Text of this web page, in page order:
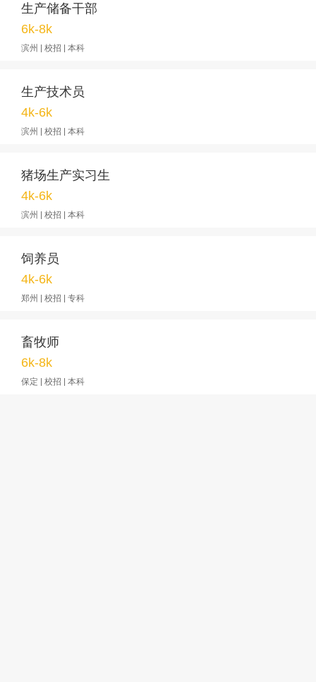
生产储备干部
6k-8k
滨州 | 校招 | 本科
生产技术员
4k-6k
滨州 | 校招 | 本科
猪场生产实习生
4k-6k
滨州 | 校招 | 本科
饲养员
4k-6k
郑州 | 校招 | 专科
畜牧师
6k-8k
保定 | 校招 | 本科